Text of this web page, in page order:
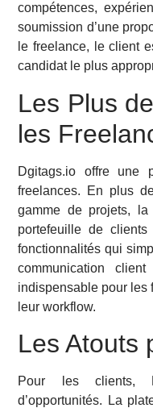
compétences,
soumission d’une
le freelance, le client
candidat le plus
Les Plus
les
Dgitags.io offre une
freelances. En plus
gamme de projets,
portefeuille de
fonctionnalités qui
communication
indispensable pour les
leur workflow.
Les Atouts
Pour les clients,
d’opportunités. La